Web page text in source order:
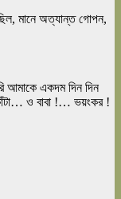
মানে অত্যান্ত গোপন,
আমাকে একদম দিন দিন
ও বাবা !… ভয়ংকর !